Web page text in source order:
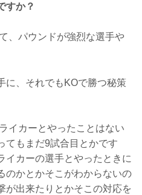
すか？
、パウンドが強烈な選手や
に、それでもKOで勝つ秘策
イカーとやったことはない
てもまだ9試合目とかです
イカーの選手とやったときに
のかとかそこがわからないの
が出来たりとかそこの対応を